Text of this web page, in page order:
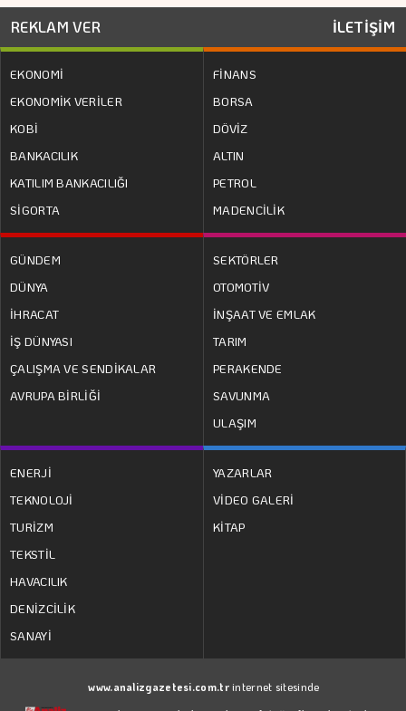
REKLAM VER İLETİŞİM
EKONOMİ
EKONOMİK VERİLER
KOBİ
BANKACILIK
KATILIM BANKACILIĞI
SİGORTA
FİNANS
BORSA
DÖVİZ
ALTIN
PETROL
MADENCİLİK
GÜNDEM
DÜNYA
İHRACAT
İŞ DÜNYASI
ÇALIŞMA VE SENDİKALAR
AVRUPA BİRLİĞİ
SEKTÖRLER
OTOMOTİV
İNŞAAT VE EMLAK
TARIM
PERAKENDE
SAVUNMA
ULAŞIM
ENERJİ
TEKNOLOJİ
TURİZM
TEKSTİL
HAVACILIK
DENİZCİLİK
SANAYİ
YAZARLAR
VİDEO GALERİ
KİTAP
www.analizgazetesi.com.trinternet sitesinde